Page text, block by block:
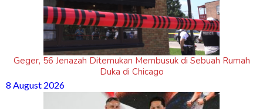
Geger, 56 Jenazah Ditemukan Membusuk di Sebuah Rumah
Duka di Chicago
8 August 2026